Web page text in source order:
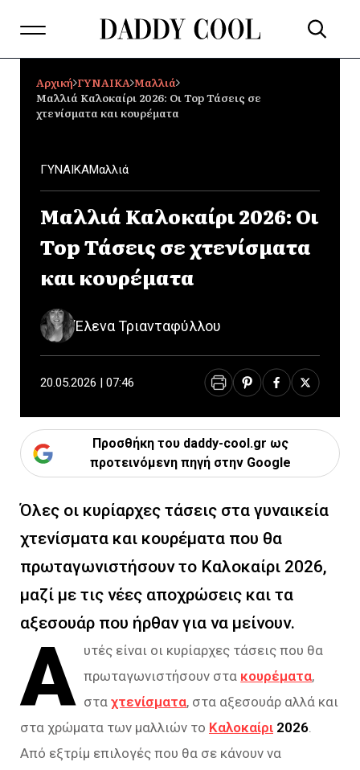
Αρχική ΓΥΝΑΙΚΑ Μαλλιά
Μαλλιά Καλοκαίρι 2026: Οι Top Τάσεις σε
χτενίσματα και κουρέματα
ΓΥΝΑΙΚΑΜαλλιά
Μαλλιά Καλοκαίρι 2026: Οι
Top Τάσεις σε χτενίσματα
και κουρέματα
Έλενα Τριανταφύλλου
20.05.2026 | 07:46
Προσθήκη του daddy-cool.gr ως
προτεινόμενη πηγή στην Google
Όλες οι κυρίαρχες τάσεις στα γυναικεία
χτενίσματα και κουρέματα που θα
πρωταγωνιστήσουν το Καλοκαίρι 2026,
μαζί με τις νέες αποχρώσεις και τα
αξεσουάρ που ήρθαν για να μείνουν.
Α υτές είναι οι κυρίαρχες τάσεις που θα
πρωταγωνιστήσουν στα κουρέματα,
σταχτενίσματα, στα αξεσουάρ αλλά και
στα χρώματα των μαλλιών το Καλοκαίρι 2026.
Από εξτρίμ επιλογές που θα σε κάνουν να